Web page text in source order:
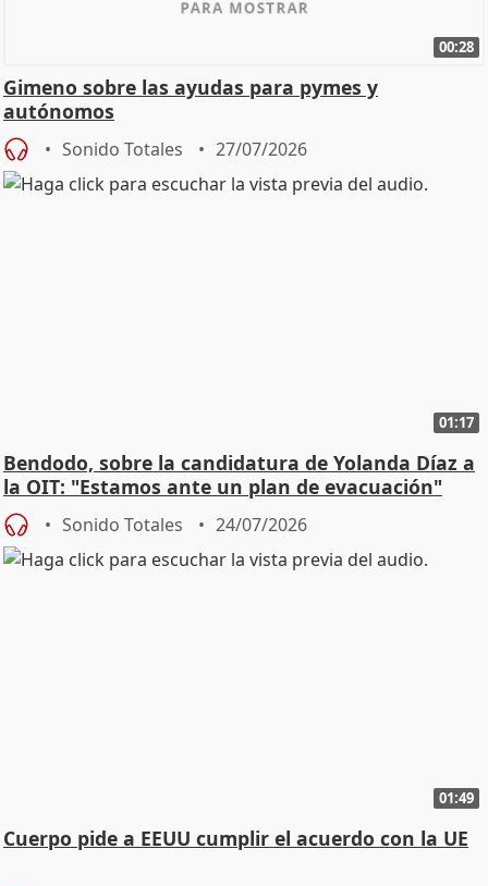
00:28
Gimeno sobre las ayudas para pymes y
autónomos
Sonido Totales 27/07/2026
01:17
Bendodo, sobre la candidatura de Yolanda Díaz a
la OIT: "Estamos ante un plan de evacuación"
Sonido Totales 24/07/2026
01:49
Cuerpo pide a EEUU cumplir el acuerdo con la UE